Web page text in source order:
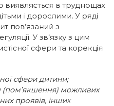
виявляється в труднощах
і дорослими. У ряді
пов’язаний з
У зв’язку з цим
сфери та корекція
сфери дитини;
(пом’якшення) можливих
проявів, інших